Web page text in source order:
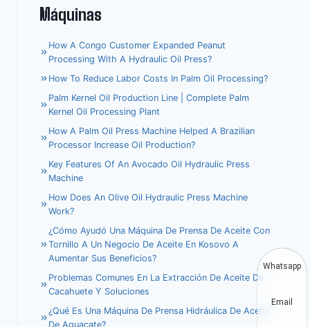
Máquinas
How A Congo Customer Expanded Peanut
Processing With A Hydraulic Oil Press?
How To Reduce Labor Costs In Palm Oil Processing?
Palm Kernel Oil Production Line | Complete Palm
Kernel Oil Processing Plant
How A Palm Oil Press Machine Helped A Brazilian
Processor Increase Oil Production?
Key Features Of An Avocado Oil Hydraulic Press
Machine
How Does An Olive Oil Hydraulic Press Machine
Work?
¿Cómo Ayudó Una Máquina De Prensa De Aceite Con
Tornillo A Un Negocio De Aceite En Kosovo A
Aumentar Sus Beneficios?
Problemas Comunes En La Extracción De Aceite De
Cacahuete Y Soluciones
¿Qué Es Una Máquina De Prensa Hidráulica De Aceite
De Aguacate?
Whatsapp
Email